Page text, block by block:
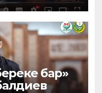
бар»